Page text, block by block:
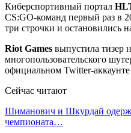
Киберспортивный портал
CS:GO-команд первый раз в
три строчки и остановились
Riot Games выпустила тизер
многопользовательского
официальном Twitter-
Сейчас читают
Шиманович и Шкурдай
чемпионата…